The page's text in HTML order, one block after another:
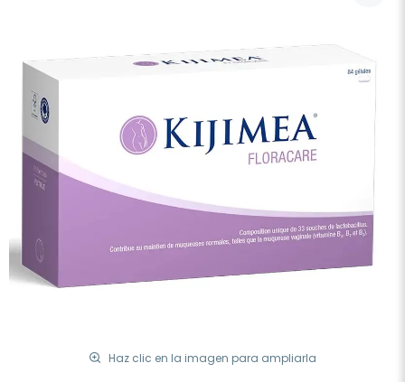
Haz clic en la imagen para ampliarla